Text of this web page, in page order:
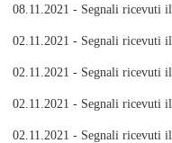
08.11.2021 - Segnali ricevuti
02.11.2021 - Segnali ricevuti
02.11.2021 - Segnali ricevuti
02.11.2021 - Segnali ricevuti
02.11.2021 - Segnali ricevuti